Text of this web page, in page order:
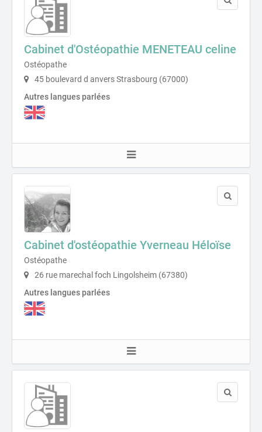
Cabinet d'Ostéopathie MENETEAU celine
Ostéopathe
45 boulevard d anvers Strasbourg (67000)
Autres langues parlées
Cabinet d'ostéopathie Yverneau Héloïse
Ostéopathe
26 rue marechal foch Lingolsheim (67380)
Autres langues parlées